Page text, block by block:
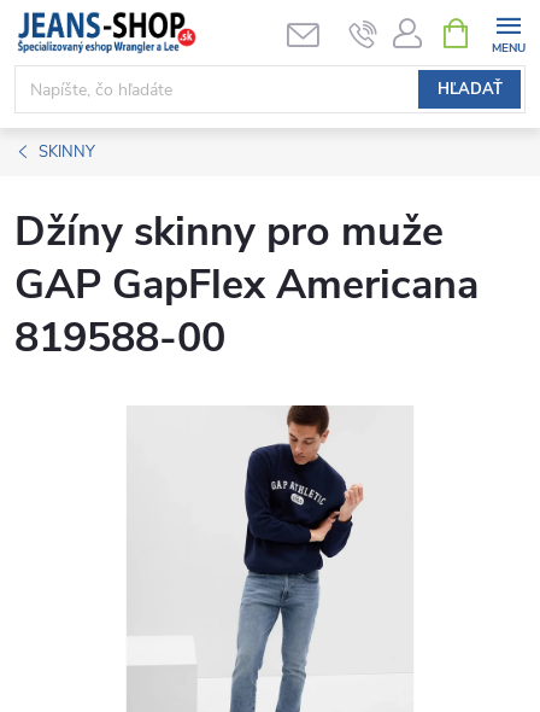
Prejsť
obsah
HĽADAŤ
KOŠÍK
SKINNY
Džíny skinny pro muže
GAP GapFlex Americana
819588-00